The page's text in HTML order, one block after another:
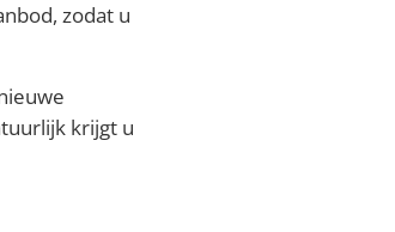
zodat u
krijgt u